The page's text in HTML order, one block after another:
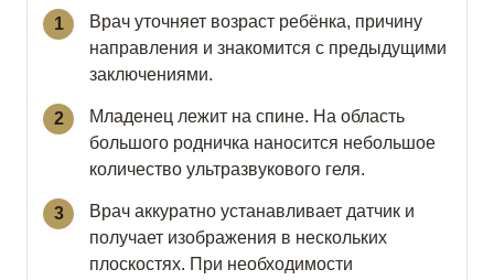
Врач уточняет возраст ребёнка, причину
направления и знакомится с предыдущими
заключениями.
Младенец лежит на спине. На область
большого родничка наносится небольшое
количество ультразвукового геля.
Врач аккуратно устанавливает датчик и
получает изображения в нескольких
плоскостях. При необходимости